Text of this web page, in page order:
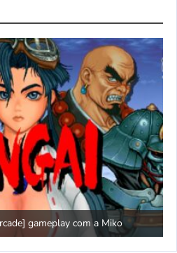
gameplay com a Miko